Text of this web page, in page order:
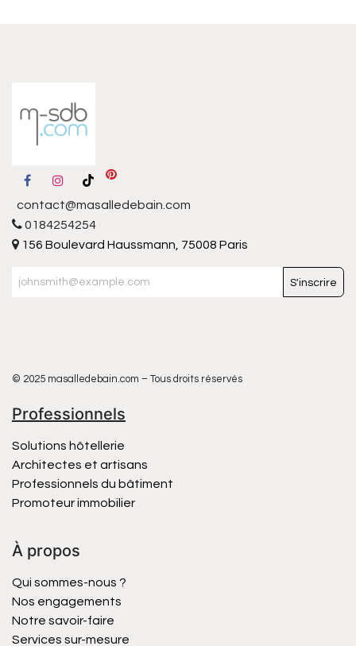
contact@masalledebain.com
0184254254
156 Boulevard Haussmann, 75008 Paris
S'inscrire
© 2025 masalledebain.com – Tous droits réservés
Professionnels
Solutions hôtellerie
Architectes et artisans
Professionnels du bâtiment
Promoteur immobilier
À propos
Qui sommes-nous ?
Nos engagements
Notre savoir-faire
Services sur-mesure